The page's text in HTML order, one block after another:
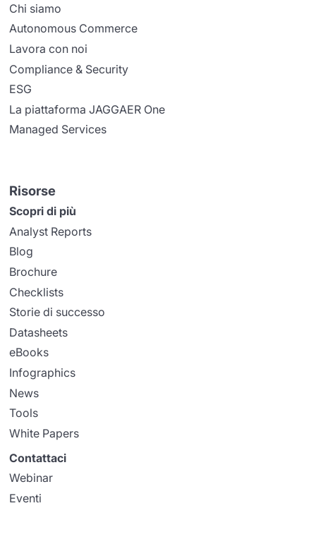
Chi siamo
Autonomous Commerce
Lavora con noi
Compliance & Security
ESG
La piattaforma JAGGAER One
Managed Services
Risorse
Scopri di più
Analyst Reports
Blog
Brochure
Checklists
Storie di successo
Datasheets
eBooks
Infographics
News
Tools
White Papers
Contattaci
Webinar
Eventi